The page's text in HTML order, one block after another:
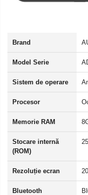
Brand
Model Serie
Sistem de operare
Procesor
Memorie RAM
Stocare internă
(ROM)
Rezoluție ecran
Bluetooth